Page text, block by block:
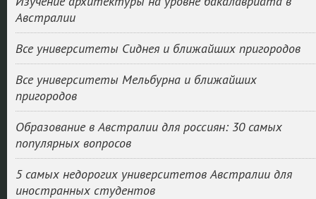
Австралии
Все университеты Сиднея и ближайших пригородов
Все университеты Мельбурна и ближайших
пригородов
Образование в Австралии для россиян: 30 самых
популярных вопросов
5 самых недорогих университетов Австралии для
иностранных студентов